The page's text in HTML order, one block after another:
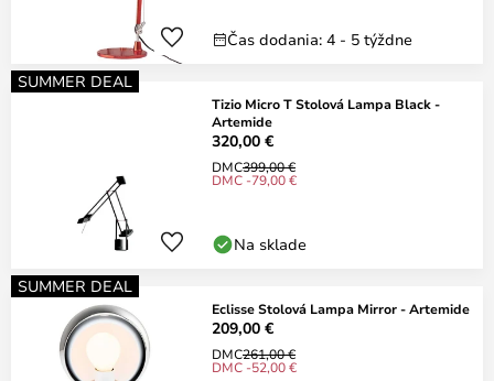
Čas dodania: 4 - 5 týždne
SUMMER DEAL
Tizio Micro T Stolová Lampa Black -
Artemide
320,00 €
DMC399,00 €
DMC -79,00 €
Na sklade
SUMMER DEAL
Eclisse Stolová Lampa Mirror - Artemide
209,00 €
DMC261,00 €
DMC -52,00 €